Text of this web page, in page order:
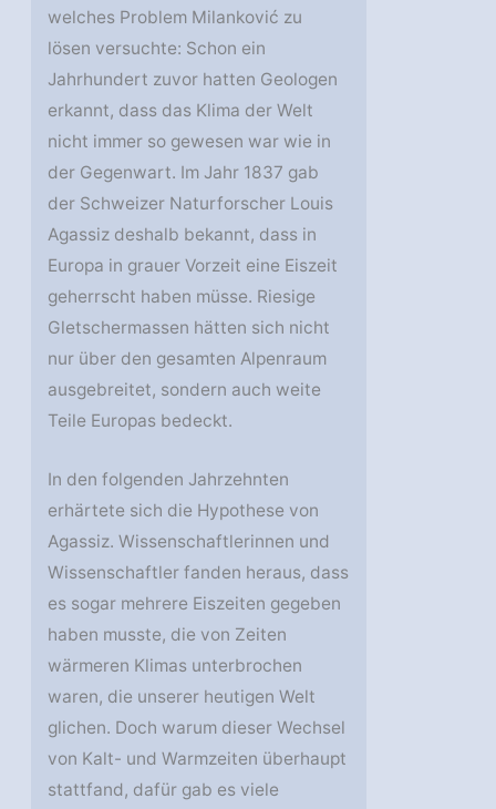
welches Problem Milanković zu
lösen versuchte: Schon ein
Jahrhundert zuvor hatten Geologen
erkannt, dass das Klima der Welt
nicht immer so gewesen war wie in
der Gegenwart. Im Jahr 1837 gab
der Schweizer Naturforscher Louis
Agassiz deshalb bekannt, dass in
Europa in grauer Vorzeit eine Eiszeit
geherrscht haben müsse. Riesige
Gletschermassen hätten sich nicht
nur über den gesamten Alpenraum
ausgebreitet, sondern auch weite
Teile Europas bedeckt.
In den folgenden Jahrzehnten
erhärtete sich die Hypothese von
Agassiz. Wissenschaftlerinnen und
Wissenschaftler fanden heraus, dass
es sogar mehrere Eiszeiten gegeben
haben musste, die von Zeiten
wärmeren Klimas unterbrochen
waren, die unserer heutigen Welt
glichen. Doch warum dieser Wechsel
von Kalt- und Warmzeiten überhaupt
stattfand, dafür gab es viele